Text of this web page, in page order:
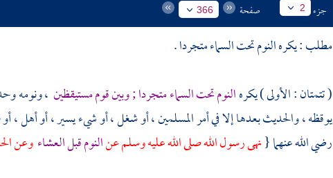
جزء 2 صفحة 366
مطلب : يكره النوم تحت السماء متجردا .
( تتمتان : الأولى ) يكرهالنوم تحت السماء متجردا ; وبين قوم مستيقظين ، ونومه
يوقظه ، والحديث بعدها إلا في أمر المسلمين ، أو شغل ، أو شيء يسير ، أو أهل
رضي الله عنهما {نهى رسول الله صلى الله عليه وسلم عنالنوم قبل العشاءوعن